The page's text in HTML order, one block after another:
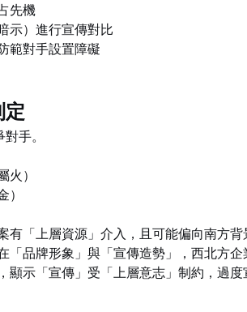
先機
示）進行宣傳對比
範對手設置障礙
定
手。
）
有「上層資源」介入，且可能偏向南方背
「品牌形象」與「宣傳造勢」，西北方企
顯示「宣傳」受「上層意志」制約，過度